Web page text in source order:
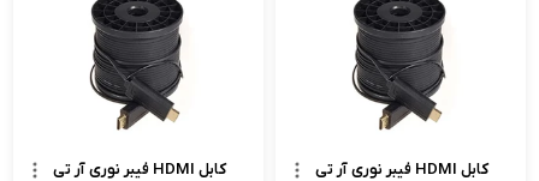
کابل HDMI فیبر نوری آر تی
کابل HDMI فیبر نوری آر تی